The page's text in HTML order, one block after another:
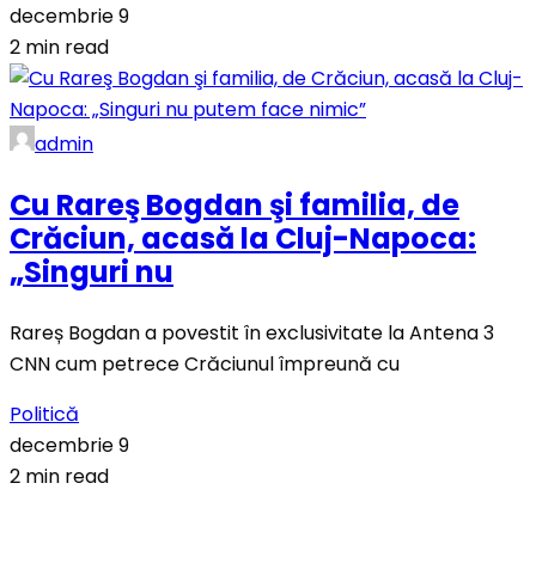
decembrie 9
2 min read
admin
Cu Rareş Bogdan şi familia, de
Crăciun, acasă la Cluj-Napoca:
„Singuri nu
Rareș Bogdan a povestit în exclusivitate la Antena 3
CNN cum petrece Crăciunul împreună cu
Politică
decembrie 9
2 min read